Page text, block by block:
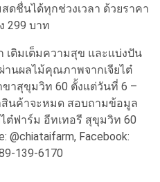
ดชื่นได้ทุกช่วงเวลา ด้วยราคา
299 บาท
ติมเต็มความสุข และแบ่งปัน
นผลไม้คุณภาพจากเจียไต๋
าสุขุมวิท 60 ตั้งแต่วันที่ 6 –
สินค้าจะหมด สอบถามข้อมูล
ต๋ฟาร์ม อีทเทอรี สุขุมวิท 60
Facebook:
139-6170